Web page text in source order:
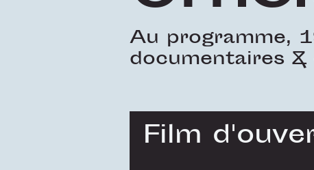
Au programme,
documentaires
Film